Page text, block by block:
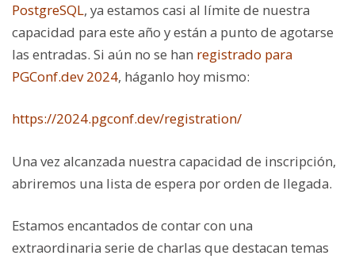
PostgreSQL, ya estamos casi al límite de nuestra
capacidad para este año y están a punto de agotarse
las entradas. Si aún no se han registrado para
PGConf.dev 2024, háganlo hoy mismo:
https://2024.pgconf.dev/registration/
Una vez alcanzada nuestra capacidad de inscripción,
abriremos una lista de espera por orden de llegada.
Estamos encantados de contar con una
extraordinaria serie de charlas que destacan temas